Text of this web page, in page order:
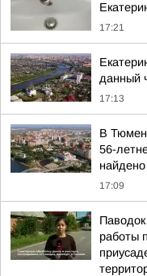
17:21
данный
17:13
В
56-
17:09
работы